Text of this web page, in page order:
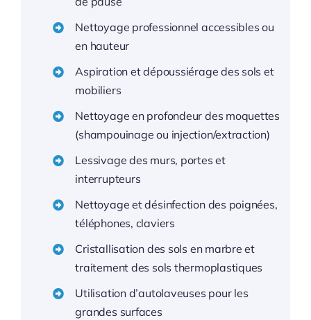
Nettoyage professionnel accessibles ou
en hauteur
Aspiration et dépoussiérage des sols et
mobiliers
Nettoyage en profondeur des moquettes
(shampouinage ou injection/extraction)
Lessivage des murs, portes et
interrupteurs
Nettoyage et désinfection des poignées,
téléphones, claviers
Cristallisation des sols en marbre et
traitement des sols thermoplastiques
Utilisation d’autolaveuses pour les
grandes surfaces